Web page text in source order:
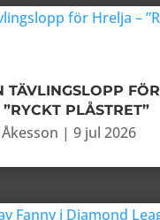
TÄVLINGSLOPP FÖR
PLÅSTRET”
| 9 jul 2026